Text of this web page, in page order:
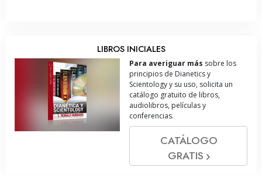
LIBROS INICIALES
Para averiguar más sobre los
principios de Dianetics y
Scientology y su uso, solicita un
catálogo gratuito de libros,
audiolibros, películas y
conferencias.
CATÁLOGO
GRATIS